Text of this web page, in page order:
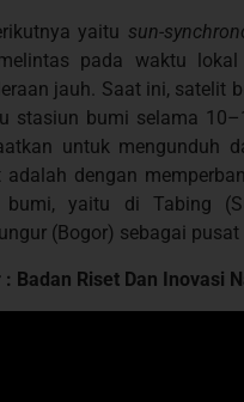
yaitu sun-
pada waktu
jauh. Saat ini, satelit
stasiun bumi selama
untuk mengunduh
adalah dengan
bumi, yaitu di Tabing
(Bogor) sebagai pusat
: Badan Riset Dan Inovasi